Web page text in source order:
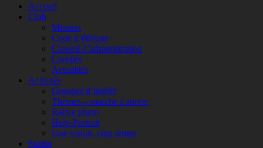
Accueil
Club
Mission
Code d’éthique
Conseil d’administration
Comités
Actualités
Activités
Groupes d’intérêt
Thèmes – marche à suivre
Rallye photo
Help-Portrait
Une vision, cinq temps
Studio